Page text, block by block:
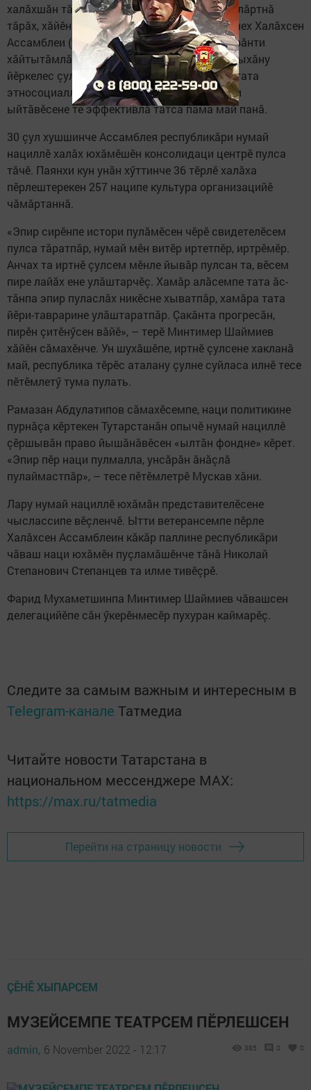
халăхшăн тăван çӗршыв пулса тăнă. Вăл палăртнă
тăрăх, хăйӗн ӗçӗ-хӗлӗн пӗрремӗш кунӗсенченех Халăхсен
Ассамблеи (ун чухнехи АНКО) влаç тата вырăнти
хăйтытăмлăх органӗсемпе конструктивлă çыхăну
йӗркелес çул çине тăчӗ. Çакă этнокультура тата
этносоциаллă ыйтусене, çав шутра миграци
ыйтăвӗсене те эффективлă татса пама май панă.
30 çул хушшинче Ассамблея республикăри нумай
нациллӗ халăх юхăмӗшӗн консолидаци центрӗ пулса
тăчӗ. Паянхи кун унăн хӳттинче 36 тӗрлӗ халăха
пӗрлештерекен 257 наципе культура организацийӗ
чăмăртаннă.
«Эпир сирӗнпе истори пулăмӗсен чӗрӗ свидетелӗсем
пулса тăратпăр, нумай мӗн витӗр иртетпӗр, иртрӗмӗр.
Анчах та иртнӗ çулсем мӗнле йывăр пулсан та, вӗсем
пире лайăх ене улăштарчӗç. Хамăр алăсемпе тата ăс-
тăнпа эпир пуласлăх никӗсне хыватпăр, хамăра тата
йӗри-таврарине улăштаратпăр. Çакăнта прогресăн,
пирӗн çитӗнӳсен вăйӗ», – терӗ Минтимер Шаймиев
хăйӗн сăмахӗнче. Ун шухăшӗпе, иртнӗ çулсене хакланă
май, республика тӗрӗс аталану çулне суйласа илнӗ тесе
пӗтӗмлетӳ тума пулать.
Рамазан Абдулатипов сăмахӗсемпе, наци политикине
пурнăçа кӗртекен Тутарстанăн опычӗ нумай нациллӗ
çӗршывăн право йышăнăвӗсен «ылтăн фондне» кӗрет.
«Эпир пӗр наци пулмалла, унсăрăн ăнăçлă
пулаймастпăр», – тесе пӗтӗмлетрӗ Мускав хăни.
Лару нумай нациллӗ юхăмăн представителӗсене
чыслассипе вӗçленчӗ. Ытти ветерансемпе пӗрле
Халăхсен Ассамблеин кăкăр паллине республикăри
чăваш наци юхăмӗн пуçламăшӗнче тăнă Николай
Степанович Степанцев та илме тивӗçрӗ.
Фарид Мухаметшинпа Минтимер Шаймиев чăвашсен
делегацийӗпе сăн ӳкерӗнмесӗр пухуран каймарӗç.
Следите за самым важным и интересным в
Telegram-канале Татмедиа
Читайте новости Татарстана в
национальном мессенджере MАХ:
https://max.ru/tatmedia
Перейти на страницу новости
ÇӖНӖ ХЫПАРСЕМ
МУЗЕЙСЕМПЕ ТЕАТРСЕМ ПӖРЛЕШСЕН
admin, 6 November 2022 - 12:17 385 0 0